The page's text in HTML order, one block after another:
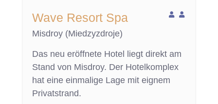
Wave Resort Spa
Misdroy (Miedzyzdroje)
Das neu eröffnete Hotel liegt direkt am
Stand von Misdroy. Der Hotelkomplex
hat eine einmalige Lage mit eignem
Privatstrand.